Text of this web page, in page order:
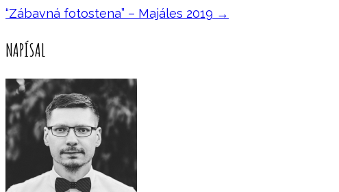
“Zábavná fotostena” – Majáles 2019 →
NAPÍSAL